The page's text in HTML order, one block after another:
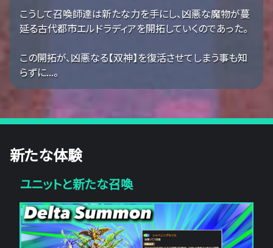
こうして召喚師達は新たな力を手にし、凶悪な魔物が蔓
延る古代都市エルドラディアを開拓していくのであった。
この開拓が、凶悪なる【双神】を復活させてしまう事も知
らずに...。
新たな体験
ユニットと新たな召喚